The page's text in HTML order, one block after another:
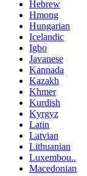
Hebrew
Hmong
Hungarian
Icelandic
Igbo
Javanese
Kannada
Kazakh
Khmer
Kurdish
Kyrgyz
Latin
Latvian
Lithuanian
Luxembou..
Macedonian